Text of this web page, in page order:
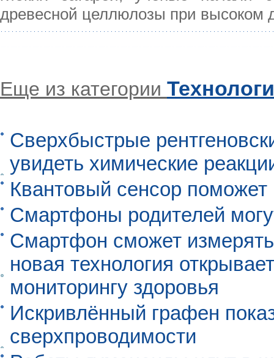
древесной целлюлозы при высоком
Еще из категории
Сверхбыстрые
увидеть химические
Квантовый сенсор
Смартфоны родителей
Смартфон сможет
новая технология
мониторингу здоровья
Искривлённый графен
сверхпроводимости